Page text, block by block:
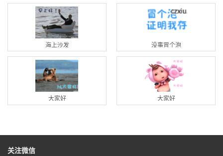
海上沙发 没事冒个泡
大家好 大家好
关注微信